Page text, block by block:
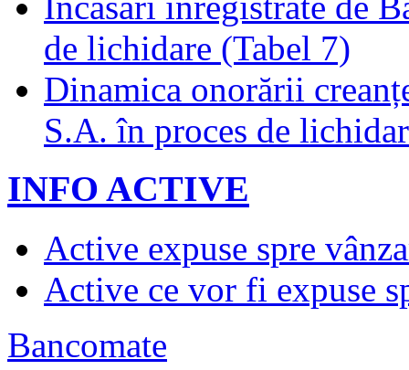
de lichidare (Tabel 7)
Dinamica onorării
S.A. în proces de
INFO ACTIVE
Active expuse spre
Active ce vor fi expuse
Bancomate